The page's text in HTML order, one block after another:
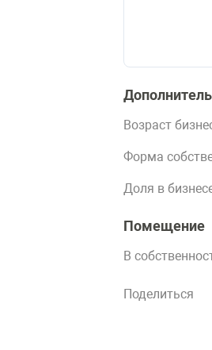
Возраст
Форма
Доля в
Помещение
В
Поделиться